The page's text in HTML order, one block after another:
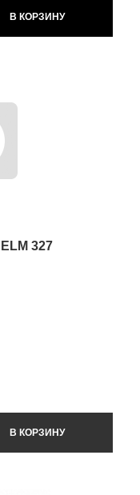
В КОРЗИНУ
327
В КОРЗИНУ